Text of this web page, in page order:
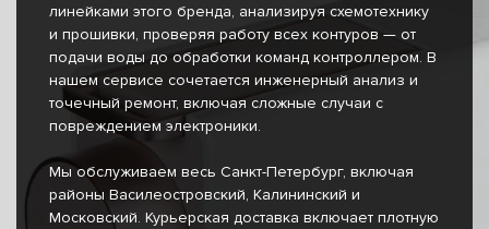
линейками этого бренда, анализируя схемотехнику
и прошивки, проверяя работу всех контуров — от
подачи воды до обработки команд контроллером. В
нашем сервисе сочетается инженерный анализ и
точечный ремонт, включая сложные случаи с
повреждением электроники.
Мы обслуживаем весь Санкт-Петербург, включая
районы Василеостровский, Калининский и
Московский. Курьерская доставка включает плотную